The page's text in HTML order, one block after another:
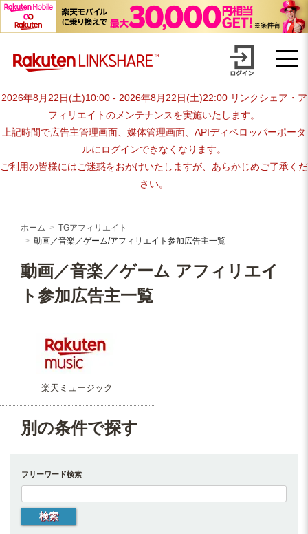
【1円からお支払い可能】アフィリエイトならリンクシェア・ジャパ
2026年8月22日(土)10:00 - 2026年8月22日(土)22:00 リンクシェア・ア
フィリエイトのメンテナンスを実施いたします。
上記時間で広告主管理画面、媒体管理画面、APIディベロッパーポータ
ルにログインできなくなります。
ご利用の皆様にはご迷惑をおかけいたしますが、あらかじめご了承くだ
さい。
ホーム
TGアフィリエイト
動画／音楽／ゲーム/アフィリエイト参加広告主一覧
動画／音楽／ゲーム アフィリエイ
ト参加広告主一覧
楽天ミュージック
別の条件で探す
フリーワード検索